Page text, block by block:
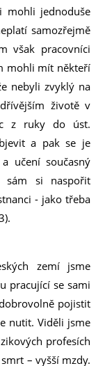
mohli jednoduše
samozřejmě
však pracovníci
mohli mít někteří
nebyli zvyklý na
životě v
z ruky do úst.
a pak se je
učení současný
sám si naspořit
- jako třeba
zemí jsme
pracující se sami
pojistit
nutit. Viděli jsme
profesích
– vyšší mzdy.